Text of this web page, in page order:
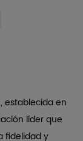
establecida en
líder que
fidelidad y